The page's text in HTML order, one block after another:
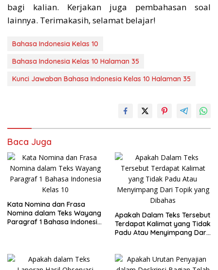
bagi kalian. Kerjakan juga pembahasan soal
lainnya. Terimakasih, selamat belajar!
Bahasa Indonesia Kelas 10
Bahasa Indonesia Kelas 10 Halaman 35
Kunci Jawaban Bahasa Indonesia Kelas 10 Halaman 35
Baca Juga
Kata Nomina dan Frasa
Nomina dalam Teks Wayang
Paragraf 1 Bahasa Indonesia
Apakah Dalam Teks Tersebut
Terdapat Kalimat yang Tidak
Padu Atau Menyimpang Dari